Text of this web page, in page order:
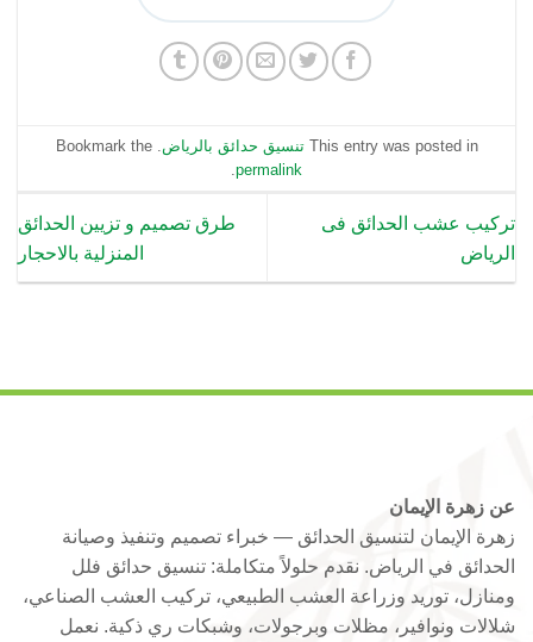
This entry was posted in تنسيق حدائق بالرياض . Bookmark the
permalink
تركيب عشب الحدائق فى
الرياض
طرق تصميم و تزيين الحدائق
المنزلية بالاحجار
عن زهرة الإيمان
زهرة الإيمان لتنسيق الحدائق — خبراء تصميم وتنفيذ وصيانة
الحدائق في الرياض. نقدم حلولاً متكاملة: تنسيق حدائق فلل
ومنازل، توريد وزراعة العشب الطبيعي، تركيب العشب الصناعي،
شلالات ونوافير، مظلات وبرجولات، وشبكات ري ذكية. نعمل